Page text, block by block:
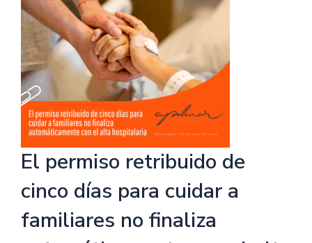
El permiso retribuido de
cinco días para cuidar a
familiares no finaliza